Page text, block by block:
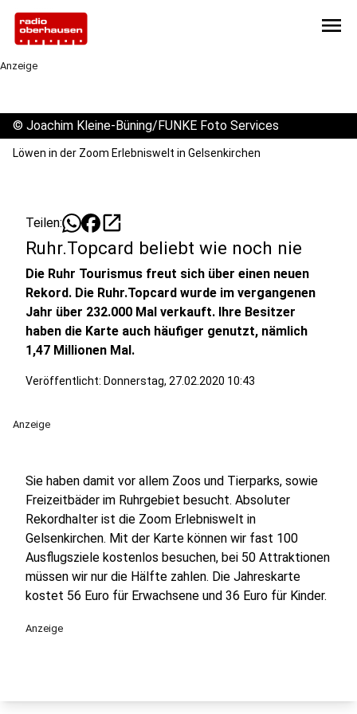
menu
Anzeige
© Joachim Kleine-Büning/FUNKE Foto Services
Löwen in der Zoom Erlebniswelt in Gelsenkirchen
Teilen: open_in_new
Ruhr.Topcard beliebt wie noch nie
Die Ruhr Tourismus freut sich über einen neuen
Rekord. Die Ruhr.Topcard wurde im vergangenen
Jahr über 232.000 Mal verkauft. Ihre Besitzer
haben die Karte auch häufiger genutzt, nämlich
1,47 Millionen Mal.
Veröffentlicht: Donnerstag, 27.02.2020 10:43
Anzeige
Sie haben damit vor allem Zoos und Tierparks, sowie
Freizeitbäder im Ruhrgebiet besucht. Absoluter
Rekordhalter ist die Zoom Erlebniswelt in
Gelsenkirchen. Mit der Karte können wir fast 100
Ausflugsziele kostenlos besuchen, bei 50 Attraktionen
müssen wir nur die Hälfte zahlen. Die Jahreskarte
kostet 56 Euro für Erwachsene und 36 Euro für Kinder.
Anzeige